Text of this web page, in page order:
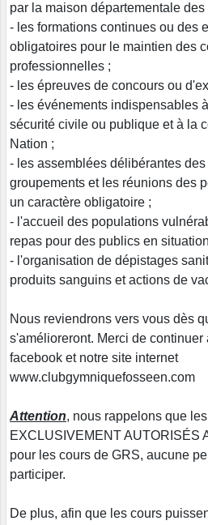
par la maison départementale
- les formations continues ou des
obligatoires pour le maintien des
professionnelles ;
- les épreuves de concours ou
- les événements indispensables
sécurité civile ou publique et à la
Nation ;
- les assemblées délibérantes
groupements et les réunions des
un caractère obligatoire ;
- l'accueil des populations
repas pour des publics en
- l'organisation de dépistages
produits sanguins et actions de
Nous reviendrons vers vous dès
s'amélioreront. Merci de continuer
facebook et notre site internet
www.clubgymniquefosseen.com
Attention, nous rappelons que
EXCLUSIVEMENT AUTORISÉS
pour les cours de GRS, aucune
participer.
De plus, afin que les cours